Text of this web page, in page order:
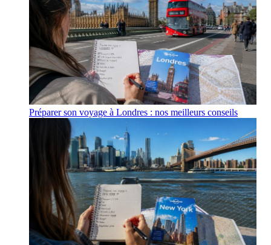
Préparer son voyage à Londres : nos meilleurs conseils